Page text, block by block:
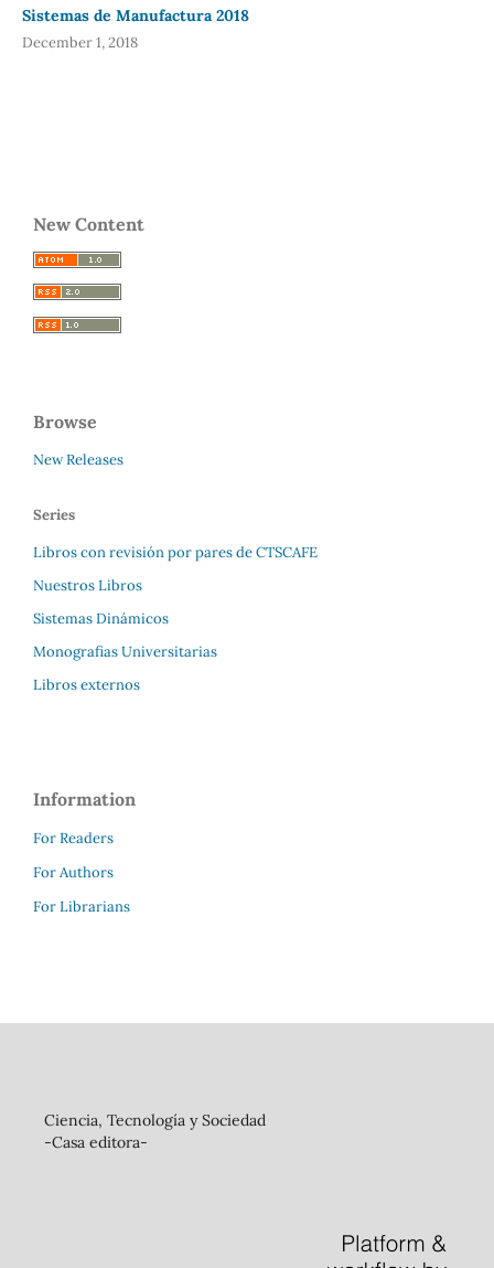
Sistemas de Manufactura 2018
December 1, 2018
New Content
Browse
New Releases
Series
Libros con revisión por pares de CTSCAFE
Nuestros Libros
Sistemas Dinámicos
Monografias Universitarias
Libros externos
Information
For Readers
For Authors
For Librarians
Ciencia, Tecnología y Sociedad
-Casa editora-